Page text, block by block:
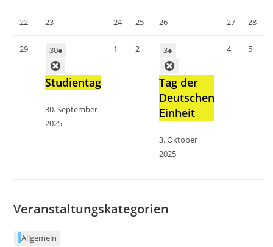
22 23 24 25 26 27 28
29 30●
Studientag
30. September
2025
1 2 3●
Tag der
Deutschen
Einheit
3. Oktober
2025
4 5
Veranstaltungskategorien
Allgemein